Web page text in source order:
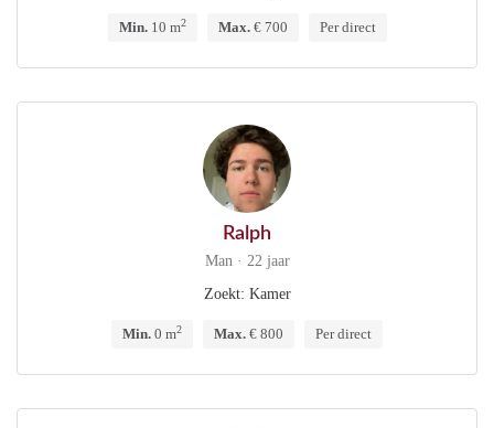
Min.10 m2 Max.€ 700 Per direct
Ralph
Man · 22 jaar
Zoekt: Kamer
Min. 0 m2 Max. € 800 Per direct